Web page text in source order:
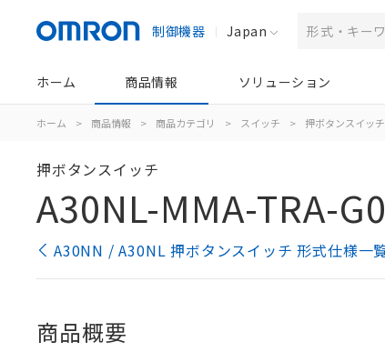
制御機器 Japan
ホーム 商品情報 ソリューション
ホーム > 商品情報 > 商品カテゴリ > スイッチ > 押ボタンスイッ
押ボタンスイッチ
A30NL-MMA-TRA-
A30NN / A30NL 押ボタンスイッチ 形式仕様一
商品概要